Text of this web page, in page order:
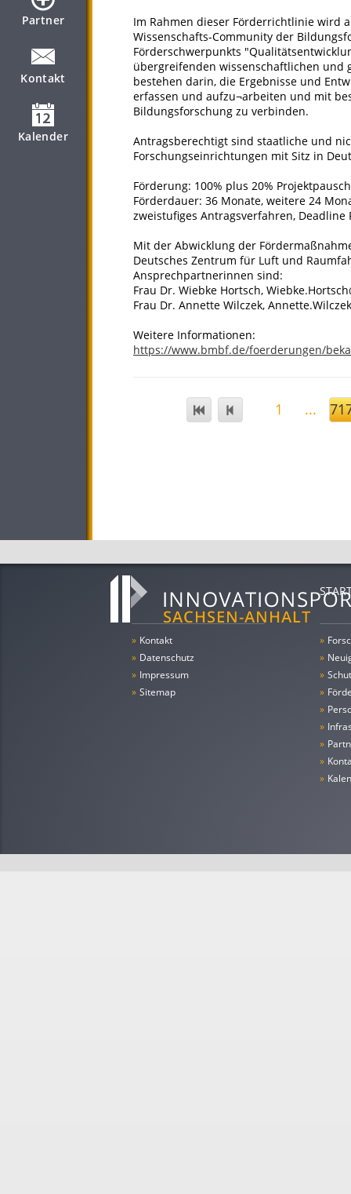
Partner
Kontakt
Kalender
Im Rahmen dieser Förderrichtlinie wird
Wissenschafts-Community der
Förderschwerpunkts
übergreifenden wissenschaftlichen und
bestehen darin, die Ergebnisse und
erfassen und aufzu¬arbeiten und mit
Bildungsforschung zu verbinden.
Antragsberechtigt sind staatliche und
Forschungseinrichtungen mit Sitz in
Förderung: 100% plus 20%
Förderdauer: 36 Monate, weitere 24
zweistufiges Antragsverfahren, Deadline
Mit der Abwicklung der
Deutsches Zentrum für Luft und
Ansprechpartnerinnen sind:
Frau Dr. Wiebke Hortsch,
Frau Dr. Annette Wilczek,
Weitere Informationen:
https://www.bmbf.de/foerderungen/
1 ...
» Kontakt
» Datenschutz
» Impressum
» Sitemap
»
»
»
»
»
»
»
»
»